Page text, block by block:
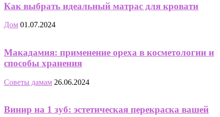
Как выбрать идеальный матрас для кровати
Дом 01.07.2024
Макадамия: применение ореха в косметологии и
способы хранения
Советы дамам 26.06.2024
Винир на 1 зуб: эстетическая перекраска вашей